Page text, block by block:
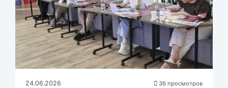
24.06.2026 36 просмотров